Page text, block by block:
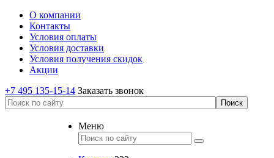
О компании
Контакты
Условия оплаты
Условия доставки
Условия получения скидок
Акции
+7 495 135-15-14 Заказать звонок
Меню